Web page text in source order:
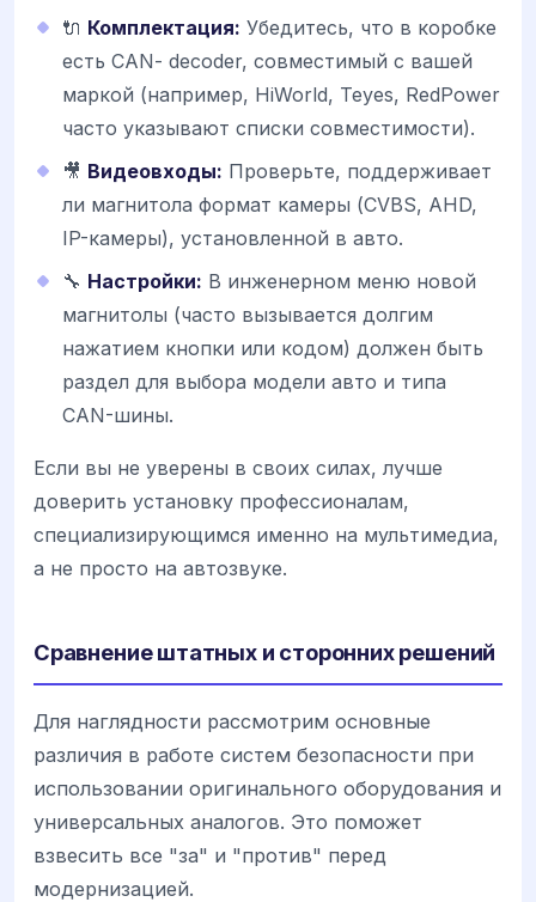
🔌 Комплектация: Убедитесь, что в коробке
есть CAN- decoder, совместимый с вашей
маркой (например, HiWorld, Teyes, RedPower
часто указывают списки совместимости).
🎥 Видеовходы: Проверьте, поддерживает
ли магнитола формат камеры (CVBS, AHD,
IP-камеры), установленной в авто.
🔧 Настройки: В инженерном меню новой
магнитолы (часто вызывается долгим
нажатием кнопки или кодом) должен быть
раздел для выбора модели авто и типа
CAN-шины.
Если вы не уверены в своих силах, лучше
доверить установку профессионалам,
специализирующимся именно на мультимедиа,
а не просто на автозвуке.
Сравнение штатных и сторонних решений
Для наглядности рассмотрим основные
различия в работе систем безопасности при
использовании оригинального оборудования и
универсальных аналогов. Это поможет
взвесить все "за" и "против" перед
модернизацией.